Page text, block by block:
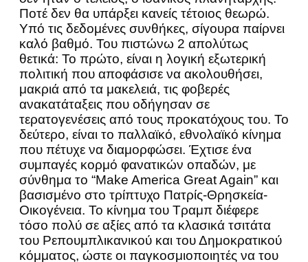
Ποτέ δεν θα υπάρξει κανείς τέτοιος θεωρώ.
Υπό τις δεδομένες συνθήκες, σίγουρα παίρνει
καλό βαθμό. Του πιστώνω 2 απολύτως
θετικά: Το πρώτο, είναι η λογική εξωτερική
πολιτική που αποφάσισε να ακολουθήσει,
μακριά από τα μακελειά, τις φοβερές
ανακατάταξεις που οδήγησαν σε
τερατογενέσεις από τους προκατόχους του. Το
δεύτερο, είναι το παλλαϊκό, εθνολαϊκό κίνημα
που πέτυχε να διαμορφώσει. Έχτισε ένα
συμπαγές κορμό φανατικών οπαδών, με
σύνθημα το “Make America Great Again” και
βασισμένο στο τρίπτυχο Πατρίς-Θρησκεία-
Οικογένεια. Το κίνημα του Τραμπ διέφερε
τόσο πολύ σε αξίες από τα κλασικά τσιτάτα
του Ρεπουμπλικανικού και του Δημοκρατικού
κόμματος, ώστε οι παγκοσμιοποιητές να του